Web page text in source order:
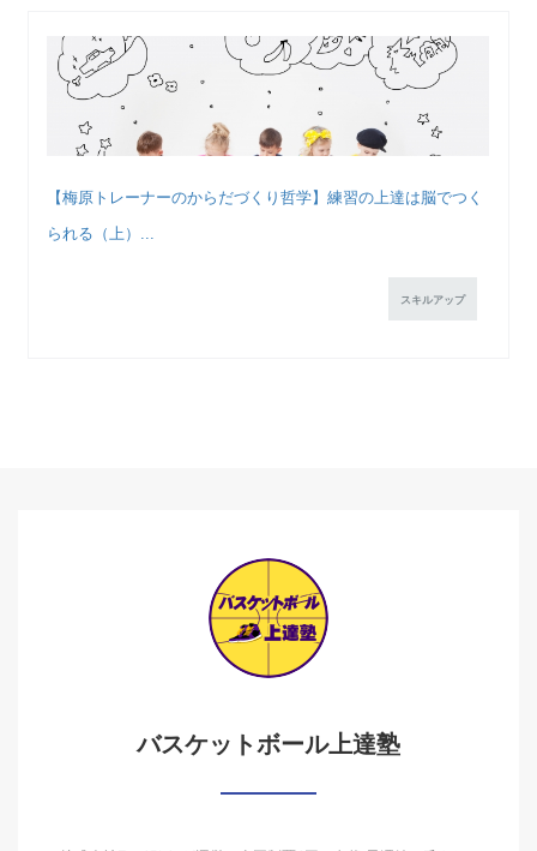
【梅原トレーナーのからだづくり哲学】練習の上達は脳でつく
られる（上）...
スキルアップ
バスケットボール上達塾